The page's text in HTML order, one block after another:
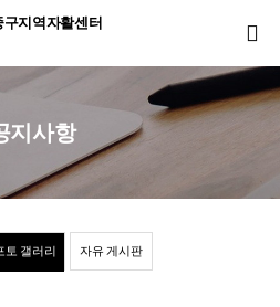
구지역자활센터
토 갤러리 자유 게시판
지사항